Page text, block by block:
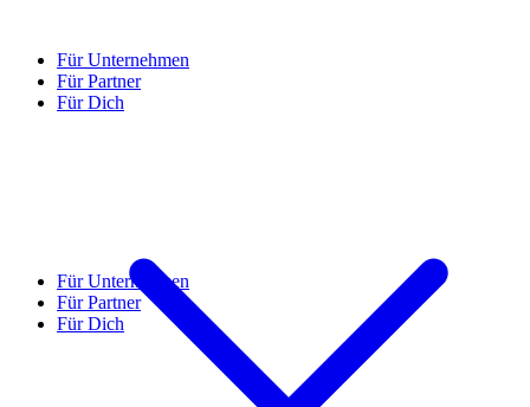
Für Unternehmen
Für Partner
Für Dich
Für Unternehmen
Für Partner
Für Dich